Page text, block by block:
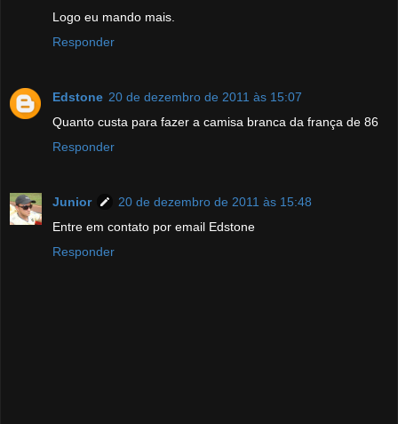
Logo eu mando mais.
Responder
Edstone 20 de dezembro de 2011 às 15:07
Quanto custa para fazer a camisa branca da frança de 86
Responder
Junior
20 de dezembro de 2011 às 15:48
Entre em contato por email Edstone
Responder